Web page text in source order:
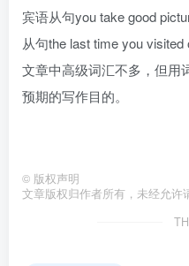
宾语从句you take good
从句the last time you
文章中高级词汇不多，但用
预期的写作目的。
© 版权声明
文章版权归作者所有，未经允许